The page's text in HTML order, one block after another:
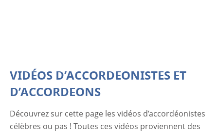
VIDÉOS D’ACCORDEONISTES ET
D’ACCORDEONS
Découvrez sur cette page les vidéos d’accordéonistes
célèbres ou pas ! Toutes ces vidéos proviennent des